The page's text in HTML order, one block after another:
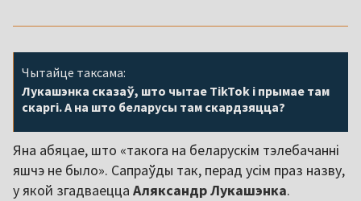
Чытайце таксама:
Лукашэнка сказаў, што чытае TikTok і прымае там
скаргі. А на што беларусы там скардзяцца?
Яна абяцае, што «такога на беларускім тэлебачанні
яшчэ не было». Сапраўды так, перад усім праз назву,
у якой згадваецца Аляксандр Лукашэнка.